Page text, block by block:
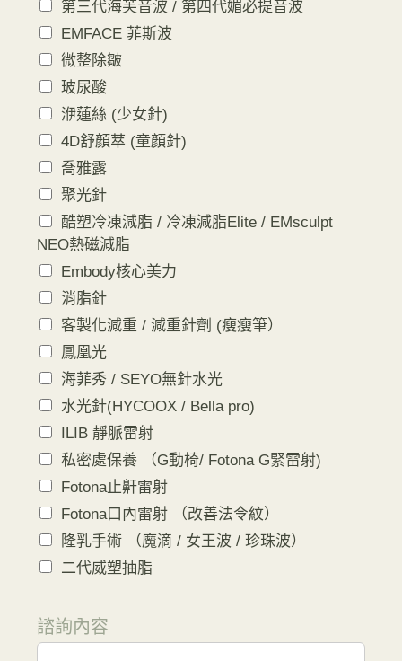
第三代海芙音波 / 第四代媚必提音波
EMFACE 菲斯波
微整除皺
玻尿酸
洢蓮絲 (少女針)
4D舒顏萃 (童顏針)
喬雅露
聚光針
酷塑冷凍減脂 / 冷凍減脂Elite / EMsculpt
NEO熱磁減脂
Embody核心美力
消脂針
客製化減重 / 減重針劑 (瘦瘦筆）
鳳凰光
海菲秀 / SEYO無針水光
水光針(HYCOOX / Bella pro)
ILIB 靜脈雷射
私密處保養 （G動椅/ Fotona G緊雷射)
Fotona止鼾雷射
Fotona口內雷射 （改善法令紋）
隆乳手術 （魔滴 / 女王波 / 珍珠波）
二代威塑抽脂
諮詢內容